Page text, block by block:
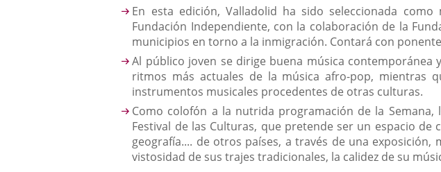
En esta edición, Valladolid ha sido seleccionada
Fundación Independiente, con la colaboración de la
municipios en torno a la inmigración. Contará con
Al público joven se dirige buena música
ritmos más actuales de la música afro-pop, mientras
instrumentos musicales procedentes de otras culturas.
Como colofón a la nutrida programación de la
Festival de las Culturas, que pretende ser un espacio
geografía.... de otros países, a través de una
vistosidad de sus trajes tradicionales, la calidez de su